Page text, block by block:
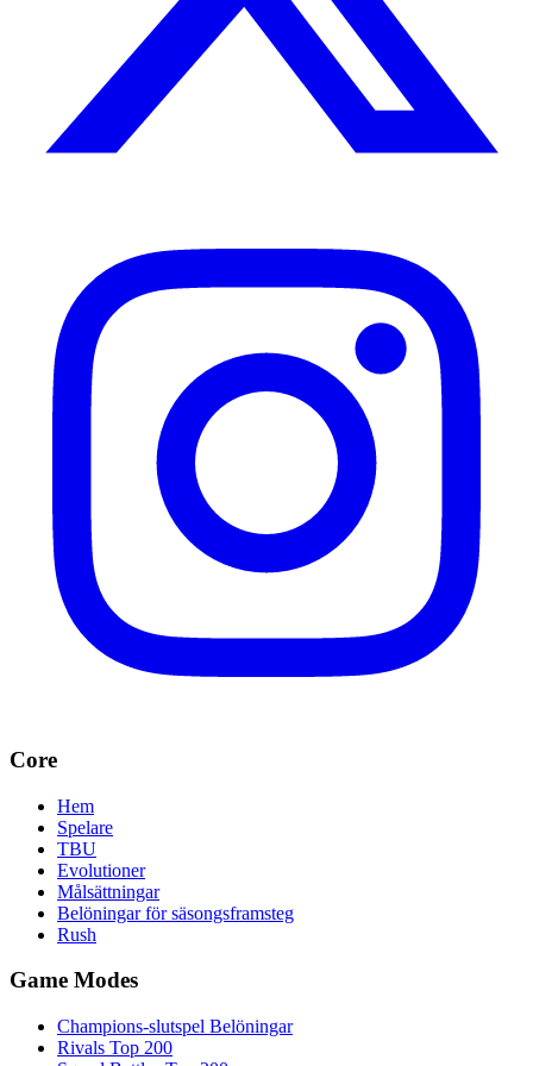
Core
Hem
Spelare
TBU
Evolutioner
Målsättningar
Belöningar för säsongsframsteg
Rush
Game Modes
Champions-slutspel Belöningar
Rivals Top 200